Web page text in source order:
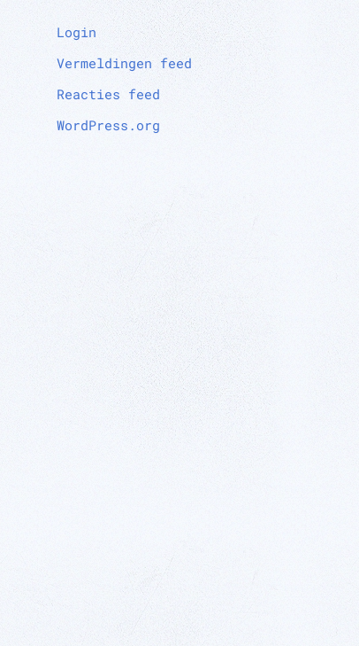
Login
Vermeldingen feed
Reacties feed
WordPress.org